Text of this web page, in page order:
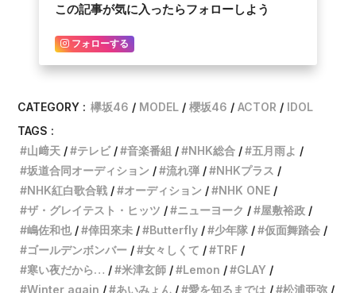
この記事が気に入ったらフォローしよう
フォローする
CATEGORY : 欅坂46 MODEL 櫻坂46 ACTOR
IDOL
TAGS :
山﨑天
テレビ 音楽番組 NHK総合
五月雨よ
坂道合同オーディション
流れ弾
NHKプラス
NHK紅白歌合戦
オーディション
NHK ONE
ザ・グレイテスト・ヒッツ
ニューヨーク
屋敷裕政
嶋佐和也
倖田來未 Butterfly 少年隊
仮面舞踏会
ゴールデンボンバー
女々しくて
TRF
寒い夜だから…
米津玄師 Lemon
GLAY
Winter again
あいみょん 愛を知るまでは 松浦亜弥